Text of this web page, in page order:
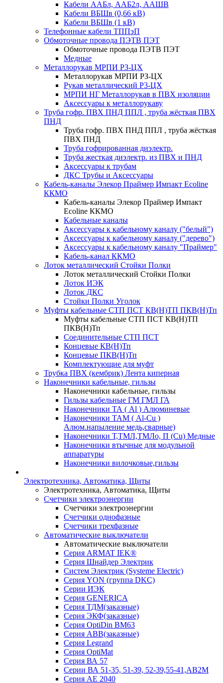
Кабели ААБл, ААБ2л, ААШВ
Кабели ВБШв (0,66 кВ)
Кабели ВБШв (1 кВ)
Телефонные кабели ТППэП
Обмоточные провода ПЭТВ ПЭТ
Обмоточные провода ПЭТВ ПЭТ
Медные
Металлорукав МРПИ РЗ-ЦХ
Металлорукав МРПИ РЗ-ЦХ
Рукав металлический Р3-ЦХ
МРПИ НГ Металлорукав в ПВХ изоляции
Аксессуары к металлорукаву
Труба гофр. ПВХ ПНД ППЛ , труба жёсткая ПВХ
ПНД
Труба гофр. ПВХ ПНД ППЛ , труба жёсткая
ПВХ ПНД
Труба гофрированная диэлектр.
Труба жесткая диэлектр. из ПВХ и ПНД
Аксессуары к трубам
ДКС Трубы и Аксессуары
Кабель-каналы Элекор Праймер Импакт Ecoline
ККМО
Кабель-каналы Элекор Праймер Импакт
Ecoline ККМО
Кабельные каналы
Аксессуары к кабельному каналу ("белый")
Аксессуары к кабельному каналу ("дерево")
Аксессуары к кабельному каналу "Праймер"
Кабель-канал ККМО
Лоток металлический Стойки Полки
Лоток металлический Стойки Полки
Лоток ИЭК
Лоток ДКС
Стойки Полки Уголок
Муфты кабельные СТП ПСТ КВ(Н)ТП ПКВ(Н)Тп
Муфты кабельные СТП ПСТ КВ(Н)ТП
ПКВ(Н)Тп
Соединительные СТП ПСТ
Концевые КВ(Н)Тп
Концевые ПКВ(Н)Тп
Комплектующие для муфт
Трубка ПВХ (кембрик) Лента киперная
Наконечники кабельные, гильзы
Наконечники кабельные, гильзы
Гильзы кабельные ГМ ГМЛ ГА
Наконечники ТА ( Al ) Алюминевые
Наконечники ТАМ ( Al-Cu )
Алюм.напыление медь,сварные)
Наконечники Т,ТМЛ,ТМЛо, П (Cu) Медные
Наконечники втычные для модульной
аппаратуры
Наконечники вилочковые,гильзы
Электротехника, Автоматика, Щиты
Электротехника, Автоматика, Щиты
Счетчики электроэнергии
Счетчики электроэнергии
Счетчики однофазные
Счетчики трехфазные
Автоматические выключатели
Автоматические выключатели
Серия ARMAT IEK®
Серия Шнайдер Электрик
Систем Электрик (Systeme Electric)
Серия YON (группа DKC)
Серии ИЭК
Серия GENERICA
Серия ТДМ(заказные)
Серия ЭКФ(заказные)
Серия OptiDin BM63
Серия АВВ(заказные)
Серия Legrand
Серия OptiMat
Серия ВА 57
Серии ВА 51-35, 51-39, 52-39,55-41,АВ2М
Серия АЕ 2040